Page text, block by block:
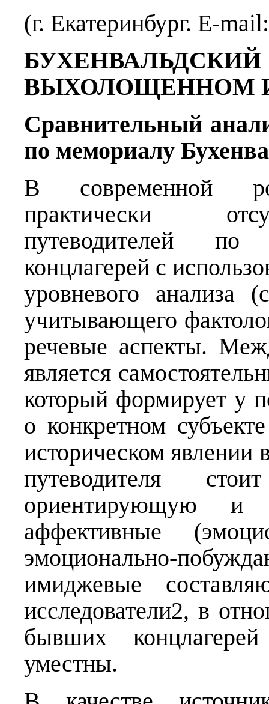
(г. Екатеринбург. E-
ВЫХОЛОЩЕННОМ
Сравнительный
по мемориалу
В современной
практически
путеводителей по
концлагерей с
уровневого анализа
учитывающего
речевые аспекты.
является
который формирует у
о конкретном
историческом
путеводителя
ориентирующую и
аффективные
эмоционально-
имиджевые
исследователи2, в
бывших
уместны.